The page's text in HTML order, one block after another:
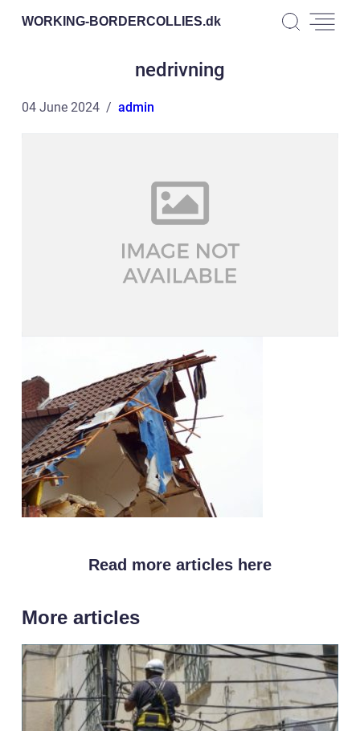
WORKING-BORDERCOLLIES.dk
nedrivning
04 June 2024 admin
Read more articles here
More articles